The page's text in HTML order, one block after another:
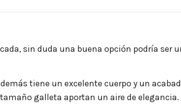
sin duda una buena opción podría ser
tiene un excelente cuerpo y un
galleta aportan un aire de elegancia.